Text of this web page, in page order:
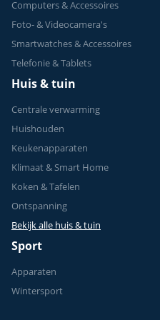
Computers & Accessoires
Foto- & Videocamera's
Smartwatches & Accessoires
Telefonie & Tablets
Huis & tuin
Centrale verwarming
Huishouden
Keukenapparaten
Klimaat & Smart Home
Koken & Tafelen
Ontspanning
Bekijk alle huis & tuin
Sport
Apparaten
Wintersport